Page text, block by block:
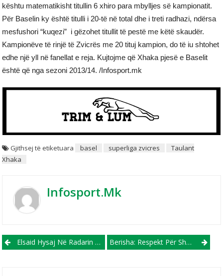
kështu matematikisht titullin 6 xhiro para mbylljes së kampionatit.
Për Baselin ky është titulli i 20-të në total dhe i treti radhazi, ndërsa
mesfushori “kuqezi” i gëzohet titullit të pestë me këtë skaudër.
Kampionëve të rinjë të Zvicrës me 20 tituj kampion, do të iu shtohet
edhe një yll në fanellat e reja. Kujtojme që Xhaka pjesë e Baselit
është që nga sezoni 2013/14. /Infosport.mk
Gjithsej të etiketuara basel superliga zvicres
Taulant
Xhaka
Infosport.mk
Post navigation
Elsaid Hysaj Në Radarin E Skuadrave Gjigande Berisha: Respekt Për Shkëndijën, Por Ne Nuk Dorëzohemi!